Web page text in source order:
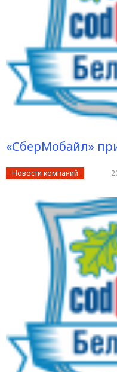
«СберМобайл»
Новости компаний